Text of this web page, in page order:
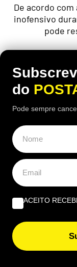
De acordo
inofensivo
pode
Clicou
primeiros
do
Pode sempre
ACEITO